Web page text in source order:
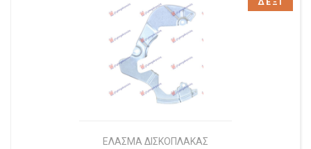
ΕΛΑΣΜΑ ΔΙΣΚΟΠΛΑΚΑΣ
ΔΕΞΙ